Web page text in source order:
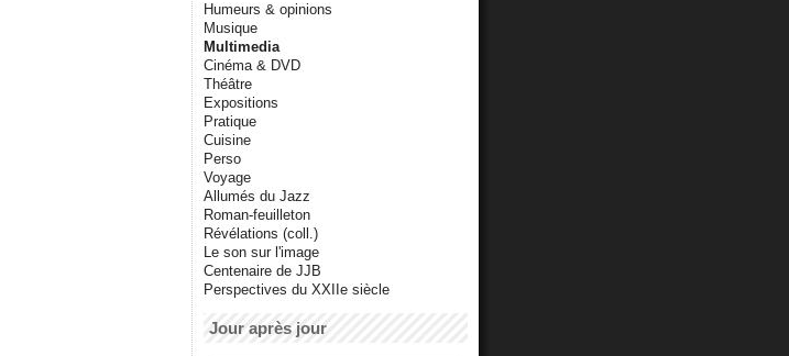
Humeurs & opinions
Musique
Multimedia
Cinéma & DVD
Théâtre
Expositions
Pratique
Cuisine
Perso
Voyage
Allumés du Jazz
Roman-feuilleton
Révélations (coll.)
Le son sur l'image
Centenaire de JJB
Perspectives du XXIIe siècle
Jour après jour